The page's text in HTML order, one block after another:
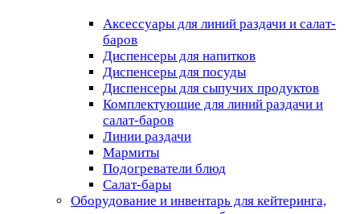
Аксессуары для линий раздачи и салат-
баров
Диспенсеры для напитков
Диспенсеры для посуды
Диспенсеры для сыпучих продуктов
Комплектующие для линий раздачи и
салат-баров
Линии раздачи
Мармиты
Подогреватели блюд
Салат-бары
Оборудование и инвентарь для кейтеринга,